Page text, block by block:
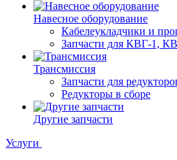
Навесное оборудование
Кабелеукладчики и
Запчасти для КВГ-1,
Трансмиссия
Запчасти для
Редукторы в сборе
Другие запчасти
Услуги